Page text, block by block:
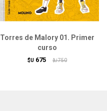
Torres de Malory 01. Primer
curso
$U 675 $U 750